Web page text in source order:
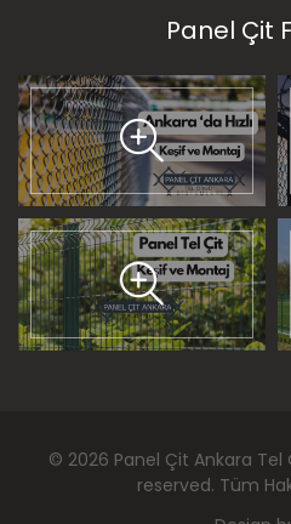
Panel Çit
© 2026 Panel Çit Ankara Tel
reserved. Tüm